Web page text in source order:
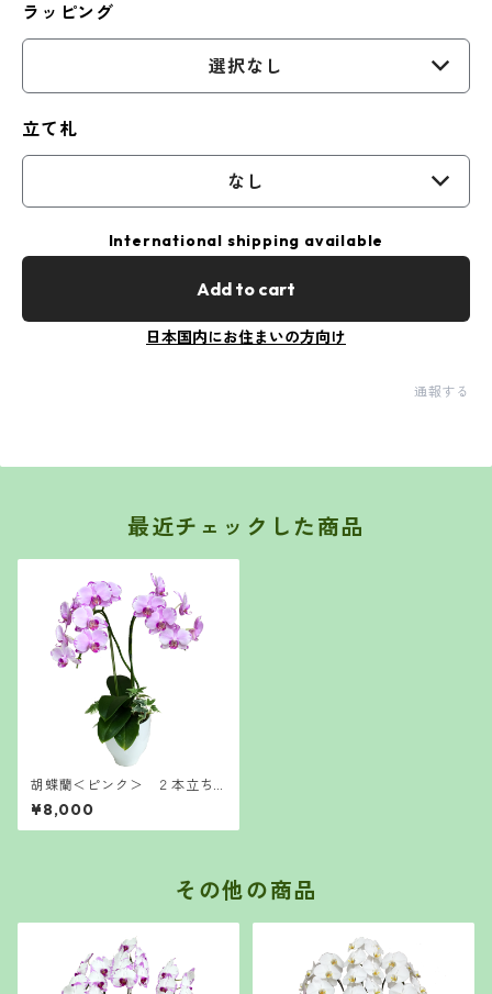
ラッピング
選択なし
立て札
なし
International shipping available
Add to cart
日本国内にお住まいの方向け
通報する
最近チェックした商品
胡蝶蘭＜ピンク＞ ２本立ち
１４輪 ミディ
¥8,000
その他の商品